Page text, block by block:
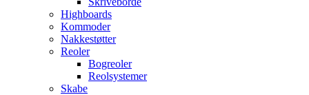
Highboards
Kommoder
Nakkestøtter
Reoler
Bogreoler
Reolsystemer
Skabe